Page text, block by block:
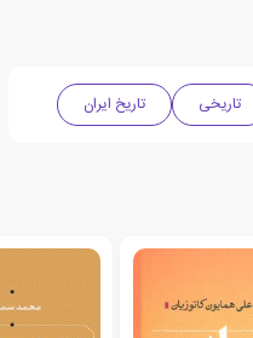
تاریخی تاریخ ایران